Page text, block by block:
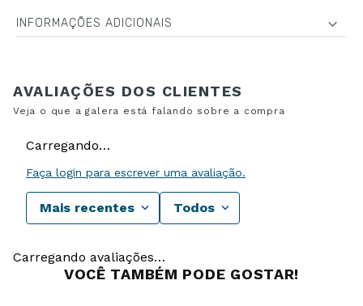
INFORMAÇÕES ADICIONAIS
Carregando…
Faça login para escrever uma avaliação.
Mais recentes Todos
Carregando avaliações…
VOCÊ TAMBÉM PODE GOSTAR!